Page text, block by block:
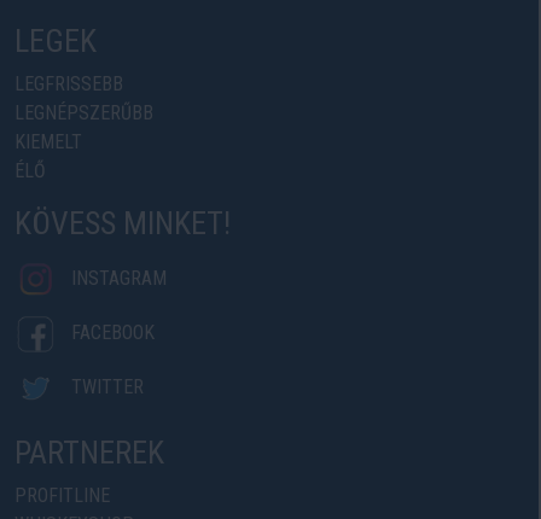
LEGEK
LEGFRISSEBB
LEGNÉPSZERŰBB
KIEMELT
ÉLŐ
KÖVESS MINKET!
INSTAGRAM
FACEBOOK
TWITTER
PARTNEREK
PROFITLINE